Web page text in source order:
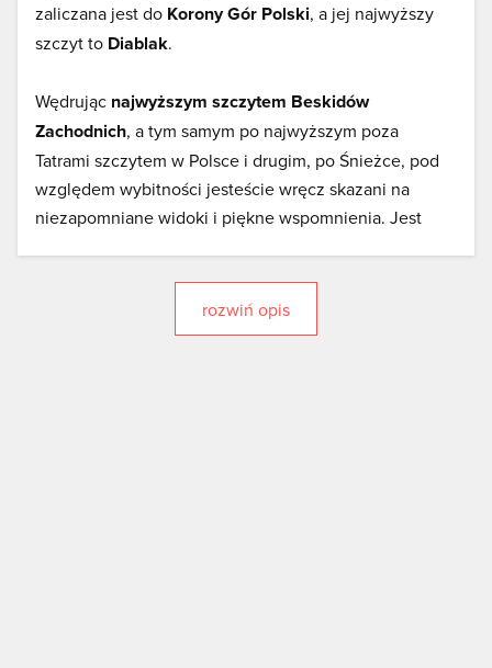
zaliczana jest do Korony Gór Polski, a jej najwyższy
szczyt to Diablak.
Wędrując najwyższym szczytem Beskidów
Zachodnich, a tym samym po najwyższym poza
Tatrami szczytem w Polsce i drugim, po Śnieżce, pod
względem wybitności jesteście wręcz skazani na
niezapomniane widoki i piękne wspomnienia. Jest
Babia Góra położona jest w województwie
rozwiń opis